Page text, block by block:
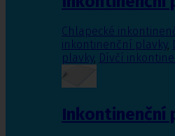
Chlapecké
inkontinenční plavky,
plavky, Dívčí
Inkontinenční